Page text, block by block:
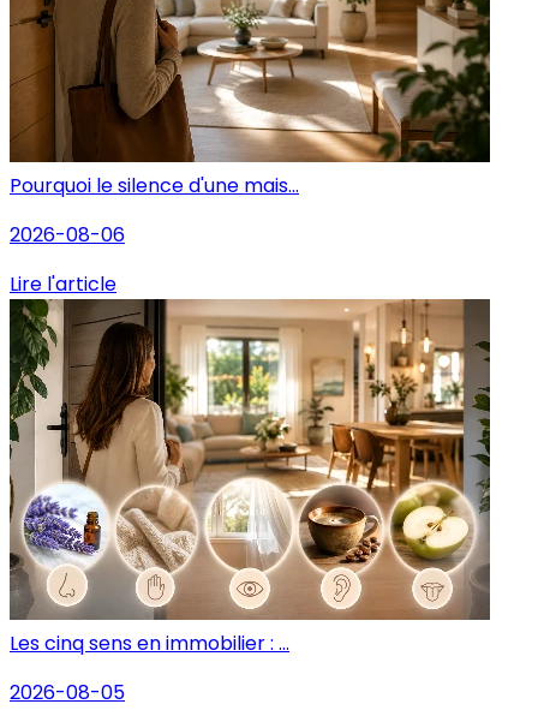
Pourquoi le silence d'une mais...
2026-08-06
Lire l'article
Les cinq sens en immobilier : ...
2026-08-05